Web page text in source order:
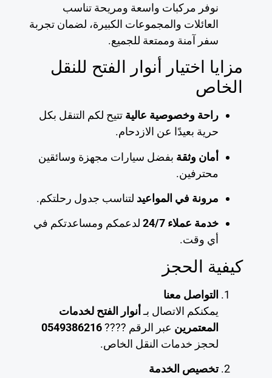
نوفر مركبات واسعة ومريحة تناسب
العائلات والمجموعات الكبيرة، لضمان تجربة
سفر آمنة وممتعة للجميع.
مزايا اختيار أنوار الفتح للنقل
الخاص
راحة وخصوصية عالية تتيح لكم التنقل بكل
حرية بعيدًا عن الازدحام.
أمان وثقة بفضل سيارات مجهزة وسائقين
محترفين.
مرونة في المواعيد لتناسب جدول رحلتكم.
خدمة عملاء 24/7
لدعمكم ومساعدتكم في
أي وقت.
كيفية الحجز
التواصل معنا
يمكنكم الاتصال بـأنوار الفتح لخدمات
المعتمرين عبر الرقم ????0549386216
لحجز خدمات النقل الخاص.
تخصيص الخدمة